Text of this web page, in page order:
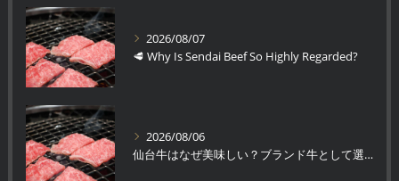
2026/08/07
🥩 Why Is Sendai Beef So Highly Regarded?
2026/08/06
仙台牛はなぜ美味しい？ブランド牛として選ばれる理由